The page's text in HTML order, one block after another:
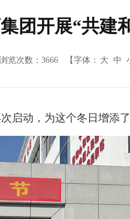
团开展“共建
览次数：3666 【字体： 大 中
动，为这个冬日增添了